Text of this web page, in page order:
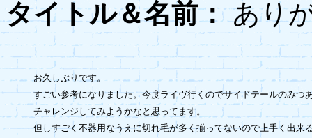
タイトル＆名前：あり
お久しぶりです。
すごい参考になりました。今度ライヴ行くのでサイドテールのみつ
チャレンジしてみようかなと思ってます。
但しすごく不器用なうえに切れ毛が多く揃ってないので上手く出来